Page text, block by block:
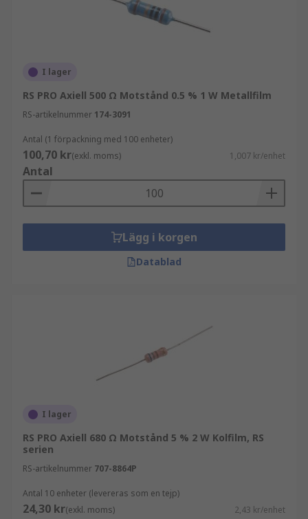
I lager
RS PRO Axiell 500 Ω Motstånd 0.5 % 1 W Metallfilm
RS-artikelnummer 174-3091
Antal (1 förpackning med 100 enheter)
100,70 kr(exkl. moms) 1,007 kr/enhet
Antal
Lägg i korgen
Datablad
I lager
RS PRO Axiell 680 Ω Motstånd 5 % 2 W Kolfilm, RS
serien
RS-artikelnummer 707-8864P
Antal 10 enheter (levereras som en tejp)
24,30 kr(exkl. moms) 2,43 kr/enhet